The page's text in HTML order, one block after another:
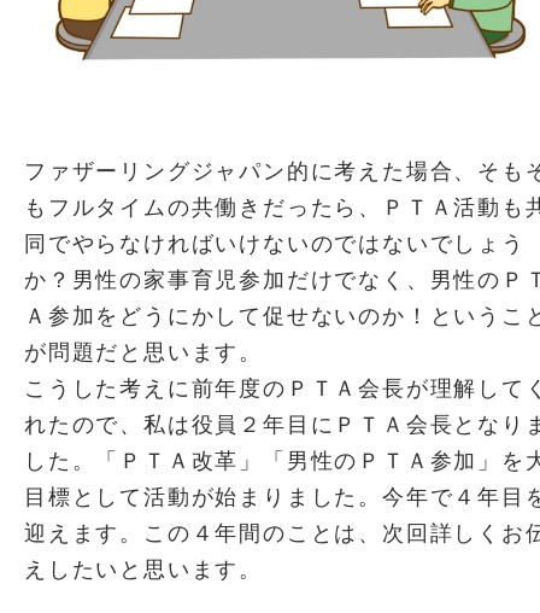
ファザーリングジャパン的に考えた場合、そも
もフルタイムの共働きだったら、ＰＴＡ活動も
同でやらなければいけないのではないでしょう
か？男性の家事育児参加だけでなく、男性のＰ
Ａ参加をどうにかして促せないのか！というこ
が問題だと思います。
こうした考えに前年度のＰＴＡ会長が理解して
れたので、私は役員２年目にＰＴＡ会長となり
した。「ＰＴＡ改革」「男性のＰＴＡ参加」を
目標として活動が始まりました。今年で４年目
迎えます。この４年間のことは、次回詳しくお
えしたいと思います。